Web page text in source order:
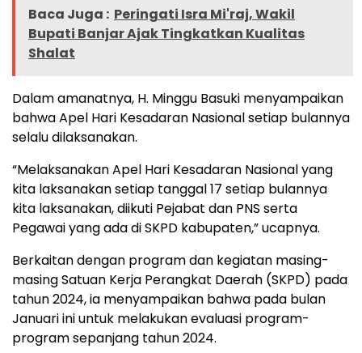
Baca Juga : Peringati Isra Mi'raj, Wakil
Bupati Banjar Ajak Tingkatkan Kualitas
Shalat
Dalam amanatnya, H. Minggu Basuki menyampaikan
bahwa Apel Hari Kesadaran Nasional setiap bulannya
selalu dilaksanakan.
“Melaksanakan Apel Hari Kesadaran Nasional yang
kita laksanakan setiap tanggal 17 setiap bulannya
kita laksanakan, diikuti Pejabat dan PNS serta
Pegawai yang ada di SKPD kabupaten,” ucapnya.
Berkaitan dengan program dan kegiatan masing-
masing Satuan Kerja Perangkat Daerah (SKPD) pada
tahun 2024, ia menyampaikan bahwa pada bulan
Januari ini untuk melakukan evaluasi program-
program sepanjang tahun 2024.